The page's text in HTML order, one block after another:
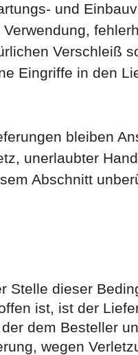
und
Verschleiß
Eingriffe in den
bleiben
unerlaubter
Abschnitt
Stelle dieser
ist, ist der
dem Besteller
wegen